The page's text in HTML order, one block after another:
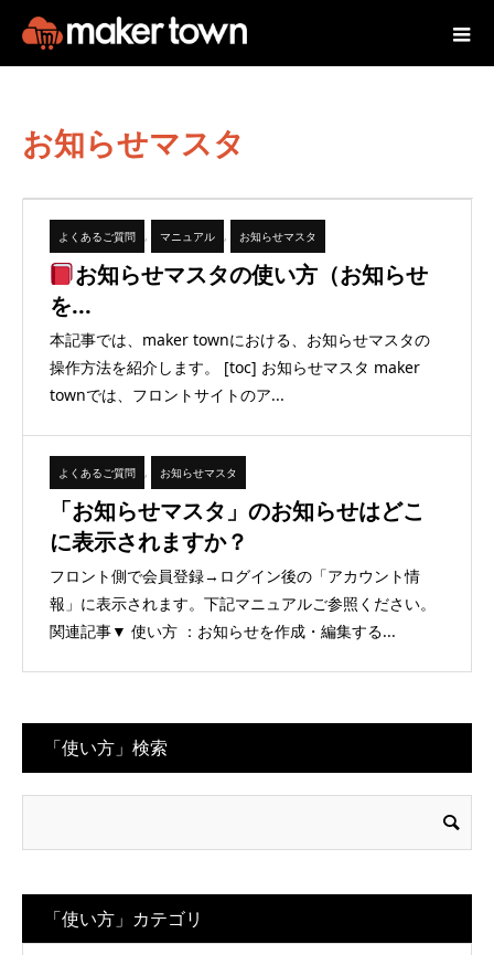
お知らせマスタ
よくあるご質問 , マニュアル , お知らせマスタ
お知らせマスタの使い方（お知らせ
を...
本記事では、maker townにおける、お知らせマスタの
操作方法を紹介します。 [toc] お知らせマスタ maker
townでは、フロントサイトのア...
よくあるご質問 , お知らせマスタ
「お知らせマスタ」のお知らせはどこ
に表示されますか？
フロント側で会員登録→ログイン後の「アカウント情
報」に表示されます。下記マニュアルご参照ください。
関連記事▼ 使い方 ：お知らせを作成・編集する...
「使い方」検索
「使い方」カテゴリ